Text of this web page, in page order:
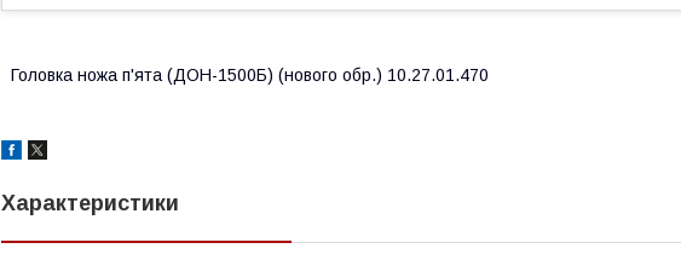
Головка ножа п'ята (ДОН-1500Б) (нового обр.) 10.27.01.470
Характеристики